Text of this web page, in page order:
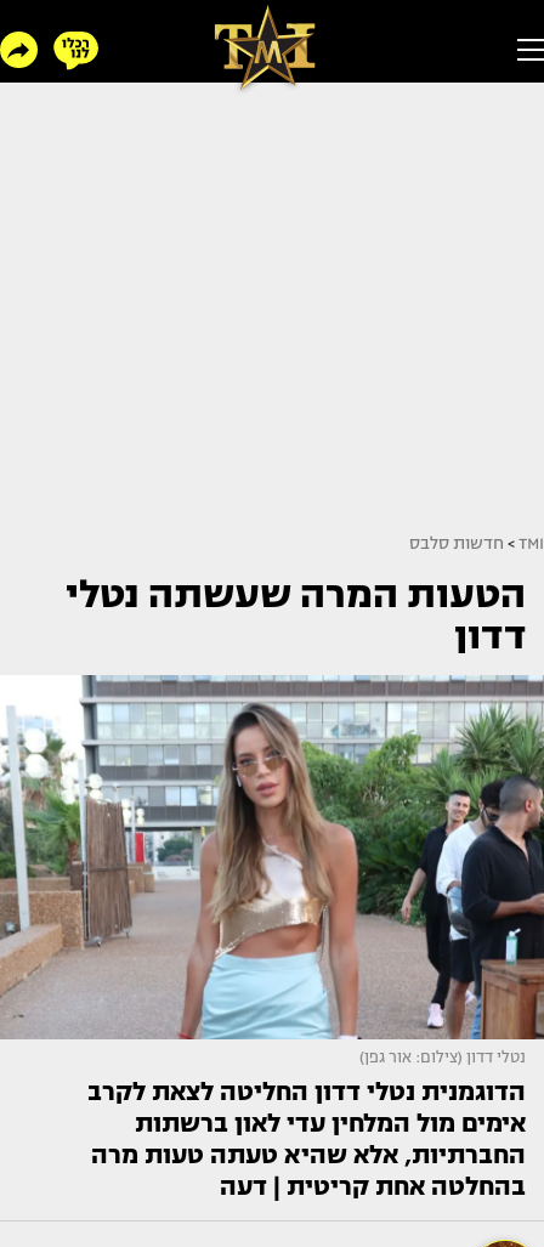
TMI
> חדשות סלבס
הטעות המרה שעשתה נטלי
דדון
נטלי דדון (צילום: אור גפן)
הדוגמנית נטלי דדון החליטה לצאת לקרב
אימים מול המלחין עדי לאון ברשתות
החברתיות, אלא שהיא טעתה טעות מרה
בהחלטה אחת קריטית | דעה